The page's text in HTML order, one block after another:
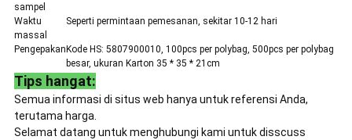
sampel
Waktu
massal
Seperti permintaan pemesanan, sekitar 10-12 hari
Pengepakan Kode HS: 5807900010, 100pcs per polybag, 500pcs per polybag
besar, ukuran Karton 35 * 35 * 21cm
Tips hangat:
Semua informasi di situs web hanya untuk referensi Anda,
terutama harga.
Selamat datang untuk menghubungi kami untuk disscuss